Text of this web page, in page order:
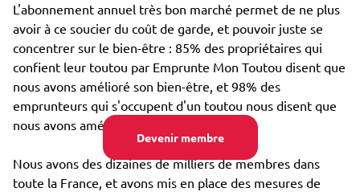
Devenir membre
L'abonnement annuel très bon marché permet de ne plus
avoir à ce soucier du coût de garde, et pouvoir juste se
concentrer sur le bien-être : 85% des propriétaires qui
confient leur toutou par Emprunte Mon Toutou disent que
nous avons amélioré son bien-être, et 98% des
emprunteurs qui s'occupent d'un toutou nous disent que
nous avons amélioré leur propre bien-être.
Nous avons des dizaines de milliers de membres dans
toute la France, et avons mis en place des mesures de